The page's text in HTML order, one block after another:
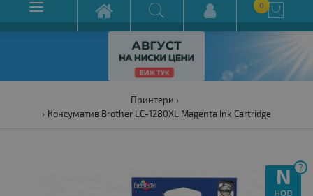
 0 
Принтери
Консуматив Brother LC-1280XL Magenta Ink Cartridge
?
N
нов